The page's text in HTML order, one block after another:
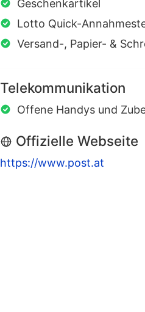
Geschenkartikel
Lotto Quick-
Versand-, Papier- &
Telekommunikation
Offene Handys und
Offizielle Webseite
https://www.post.at